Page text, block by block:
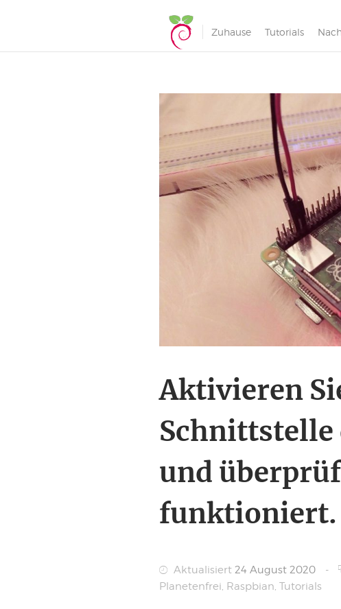
Zuhause Tutorials
Aktivieren
Schnittstelle
und
funktioniert.
Aktualisiert 24 August 2020 -
Planetenfrei, Raspbian, Tutorials